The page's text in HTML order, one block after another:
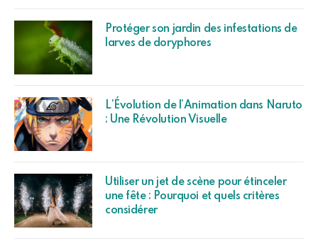
Protéger son jardin des infestations de
larves de doryphores
L’Évolution de l’Animation dans Naruto
: Une Révolution Visuelle
Utiliser un jet de scène pour étinceler
une fête : Pourquoi et quels critères
considérer